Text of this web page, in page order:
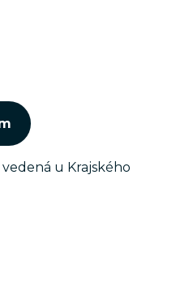
vedená u Krajského